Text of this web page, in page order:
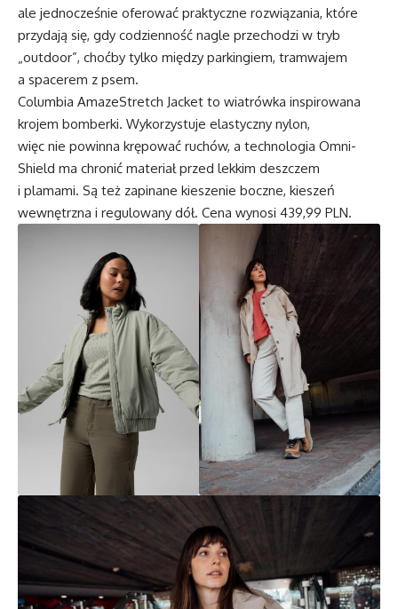
ale jednocześnie oferować praktyczne rozwiązania, które
przydają się, gdy codzienność nagle przechodzi w tryb
„outdoor”, choćby tylko między parkingiem, tramwajem
a spacerem z psem.
Columbia AmazeStretch Jacket to wiatrówka inspirowana
krojem bomberki. Wykorzystuje elastyczny nylon,
więc nie powinna krępować ruchów, a technologia Omni-
Shield ma chronić materiał przed lekkim deszczem
i plamami. Są też zapinane kieszenie boczne, kieszeń
wewnętrzna i regulowany dół. Cena wynosi 439,99 PLN.